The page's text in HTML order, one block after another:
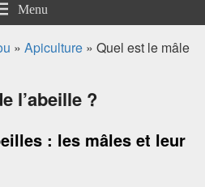
Menu
» Apiculture » Quel est le mâle
l’abeille ?
: les mâles et leur